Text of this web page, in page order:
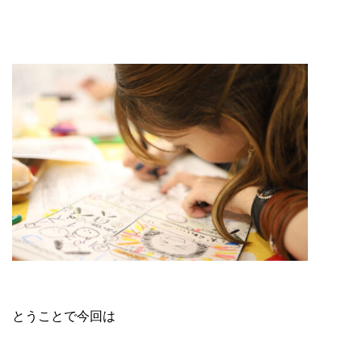
とうことで今回は